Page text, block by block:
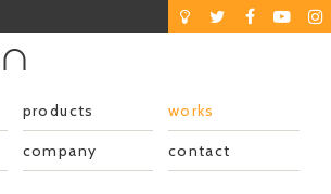
products works
company contact